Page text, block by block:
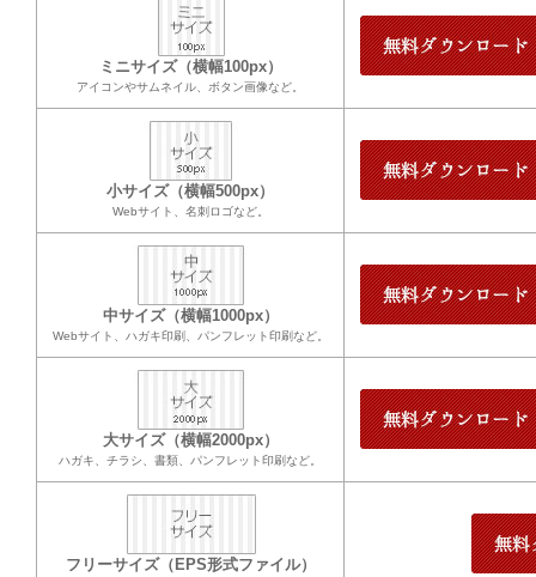
ミニサイズ（横幅100px）
アイコンやサムネイル、ボタン画像など。
小サイズ（横幅500px）
Webサイト、名刺ロゴなど。
中サイズ（横幅1000px）
Webサイト、ハガキ印刷、パンフレット印刷など。
大サイズ（横幅2000px）
ハガキ、チラシ、書類、パンフレット印刷など。
フリーサイズ（EPS形式ファイル）